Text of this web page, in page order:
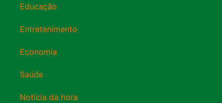
Educação
Entretenimento
Economia
Saúde
Notícia da hora